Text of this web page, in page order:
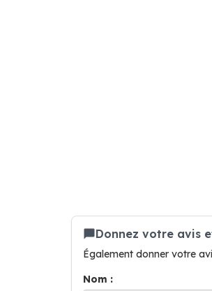
Donnez votre avis
Également donner votre
Nom :